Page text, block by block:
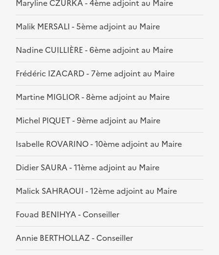
Maryline CZURKA - 4ème adjoint au Maire
Malik MERSALI - 5ème adjoint au Maire
Nadine CUILLIÈRE - 6ème adjoint au Maire
Frédéric IZACARD - 7ème adjoint au Maire
Martine MIGLIOR - 8ème adjoint au Maire
Michel PIQUET - 9ème adjoint au Maire
Isabelle ROVARINO - 10ème adjoint au Maire
Didier SAURA - 11ème adjoint au Maire
Malick SAHRAOUI - 12ème adjoint au Maire
Fouad BENIHYA - Conseiller
Annie BERTHOLLAZ - Conseiller